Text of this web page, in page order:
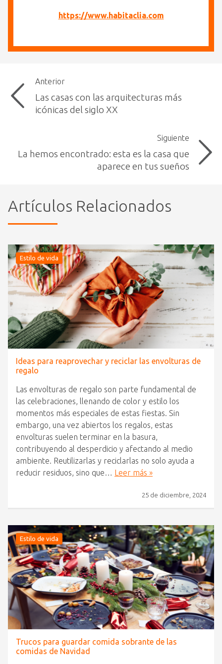
https://www.habitaclia.com
Anterior
Las casas con las arquitecturas más
icónicas del siglo XX
Siguiente
La hemos encontrado: esta es la casa que
aparece en tus sueños
Artículos Relacionados
Estilo de vida
Ideas para reaprovechar y reciclar las envolturas de
regalo
Las envolturas de regalo son parte fundamental de
las celebraciones, llenando de color y estilo los
momentos más especiales de estas fiestas. Sin
embargo, una vez abiertos los regalos, estas
envolturas suelen terminar en la basura,
contribuyendo al desperdicio y afectando al medio
ambiente. Reutilizarlas y reciclarlas no solo ayuda a
reducir residuos, sino que…
Leer más »
25 de diciembre, 2024
Estilo de vida
Trucos para guardar comida sobrante de las
comidas de Navidad